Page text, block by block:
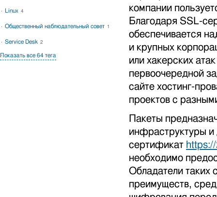
компании
Благодаря SSL-
обеспечивается
и крупных
или хакерских
первоочередной
сайте хостинг-
проектов с
Пакеты
инфраструктуры и
сертификат
необходимо
Обладатели таких
преимуществ,
Linux 4
Общественный наблюдательный совет 1
Service Desk 2
Показать все 64 тега